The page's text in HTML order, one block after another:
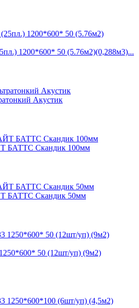
1200*600* 50 (5.76м2)(0,288м3)...
Акустик
БАТТС Скандик 100мм
БАТТС Скандик 50мм
50 (12шт/уп) (9м2)